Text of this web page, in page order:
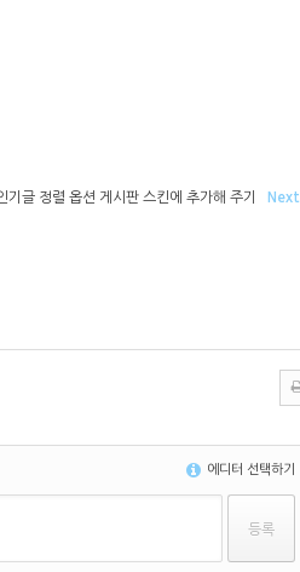
기글 정렬 옵션 게시판 스킨에 추가해 주기 Next
에디터 선택하기